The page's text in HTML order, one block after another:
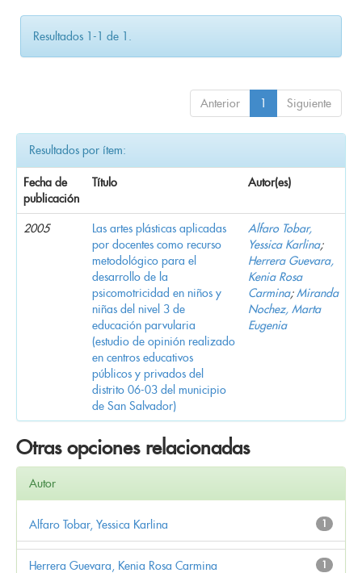
Resultados 1-1 de 1.
Anterior 1 Siguiente
Resultados por ítem:
Fecha de
publicación
Título Autor(es)
2005
Las artes plásticas aplicadas
por docentes como recurso
metodológico para el
desarrollo de la
psicomotricidad en niños y
niñas del nivel 3 de
educación parvularia
(estudio de opinión realizado
en centros educativos
públicos y privados del
distrito 06-03 del municipio
de San Salvador)
Alfaro Tobar,
Yessica Karlina;
Herrera Guevara,
Kenia Rosa
Carmina;Miranda
Nochez, Marta
Eugenia
Otras opciones relacionadas
Autor
1
Alfaro Tobar, Yessica Karlina
1
Herrera Guevara, Kenia Rosa Carmina